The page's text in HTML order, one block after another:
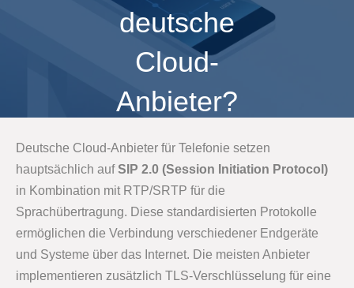
deutsche
Cloud-
Anbieter?
Deutsche Cloud-Anbieter für Telefonie setzen
hauptsächlich aufSIP 2.0 (Session Initiation Protocol)
in Kombination mit RTP/SRTP für die
Sprachübertragung. Diese standardisierten Protokolle
ermöglichen die Verbindung verschiedener Endgeräte
und Systeme über das Internet. Die meisten Anbieter
implementieren zusätzlich TLS-Verschlüsselung für eine